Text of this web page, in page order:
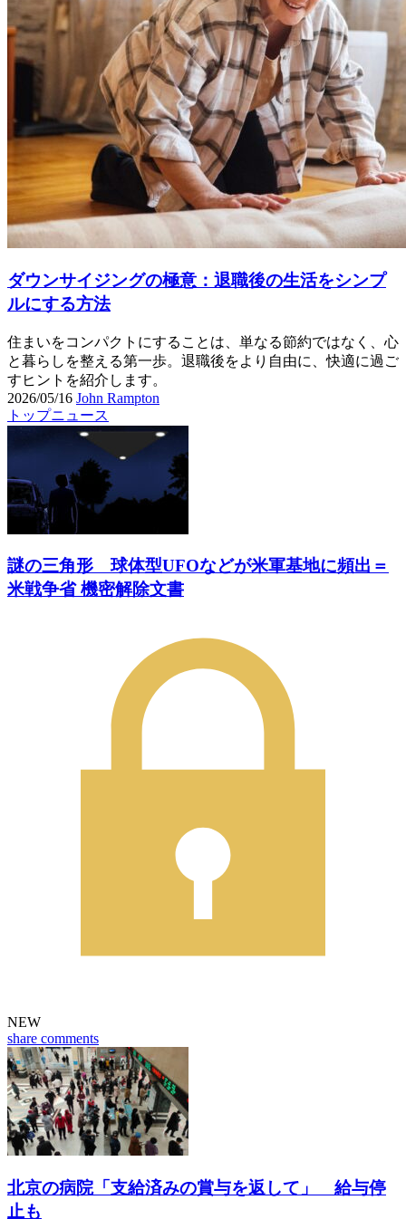
ダウンサイジングの極意：退職後の生活をシンプ
ルにする方法
住まいをコンパクトにすることは、単なる節約ではなく、心
と暮らしを整える第一歩。退職後をより自由に、快適に過ご
すヒントを紹介します。
2026/05/16 John Rampton
トップニュース
謎の三角形 球体型UFOなどが米軍基地に頻出＝
米戦争省 機密解除文書
NEW
share comments
北京の病院「支給済みの賞与を返して」 給与停
止も